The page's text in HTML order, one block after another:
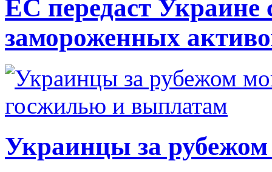
ЕС передаст Украине
замороженных
Украинцы за рубежом